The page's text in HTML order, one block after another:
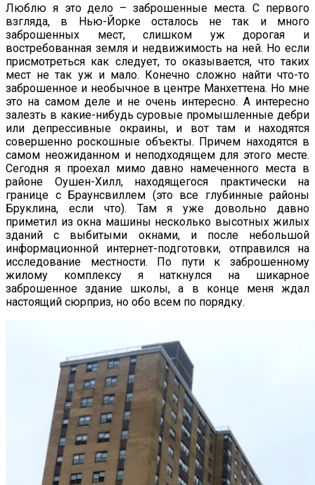
Люблю я это дело – заброшенные места. С первого
взгляда, в Нью-Йорке осталось не так и много
заброшенных мест, слишком уж дорогая и
востребованная земля и недвижимость на ней. Но если
присмотреться как следует, то оказывается, что таких
мест не так уж и мало. Конечно сложно найти что-то
заброшенное и необычное в центре Манхеттена. Но мне
это на самом деле и не очень интересно. А интересно
залезть в какие-нибудь суровые промышленные дебри
или депрессивные окраины, и вот там и находятся
совершенно роскошные объекты. Причем находятся в
самом неожиданном и неподходящем для этого месте.
Сегодня я проехал мимо давно намеченного места в
районе Оушен-Хилл, находящегося практически на
границе с Браунсвиллем (это все глубинные районы
Бруклина, если что). Там я уже довольно давно
приметил из окна машины несколько высотных жилых
зданий с выбитыми окнами, и после небольшой
информационной интернет-подготовки, отправился на
исследование местности. По пути к заброшенному
жилому комплексу я наткнулся на шикарное
заброшенное здание школы, а в конце меня ждал
настоящий сюрприз, но обо всем по порядку.